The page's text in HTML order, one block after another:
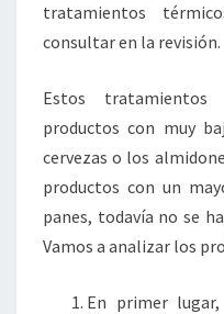
tratamientos
consultar en la revisión.
Estos
productos con muy
cervezas o los
productos con un
panes, todavía no se
Vamos a analizar los
En primer